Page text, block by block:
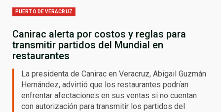
PUERTO DE VERACRUZ
Canirac alerta por costos y reglas para
transmitir partidos del Mundial en
restaurantes
La presidenta de Canirac en Veracruz, Abigail Guzmán
Hernández, advirtió que los restaurantes podrían
enfrentar afectaciones en sus ventas si no cuentan
con autorización para transmitir los partidos del